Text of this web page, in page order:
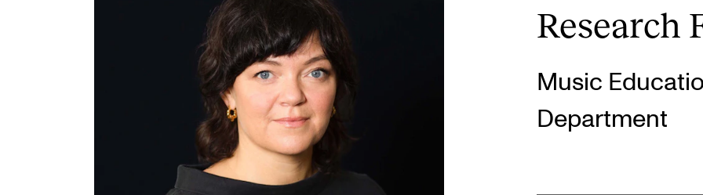
Continuing Studies
INTERNATIONAL
Research
Music
Department